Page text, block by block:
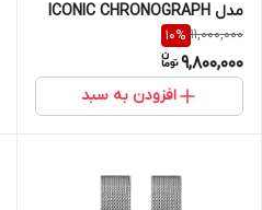
مدل ICONIC CHRONOGRAPH
ONYX مشکی - سایز 42 (مردانه)
11,000,000
10%
9,800,000
افزودن به سبد